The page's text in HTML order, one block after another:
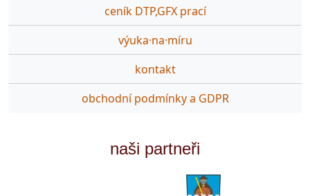
ceník DTP,GFX prací
výuka·na·míru
kontakt
obchodní podmínky a GDPR
naši partneři